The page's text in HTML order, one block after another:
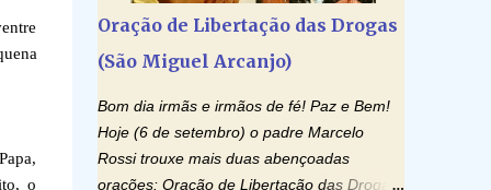
o
gozemos sempre da sua consolação. Por
Cristo, Senhor Nosso. Amém. Creio: Creio
céu e da terra; e em Jesus Cristo, seu único
Filho, nosso Senhor; que foi concebido pelo
poder do Espí­rito Santo; nasceu da Virgem
Oração de Libertação das Drogas
(São Miguel Arcanjo)
Bom dia irmãs e irmãos de fé! Paz e Bem!
Hoje (6 de setembro) o padre Marcelo
Rossi trouxe mais duas abençoadas
orações: Oração de Libertação das Drogas